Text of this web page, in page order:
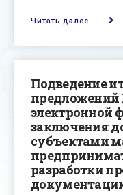
Читать далее
Подведение
предложений
электронной
заключения
субъектами
разработки